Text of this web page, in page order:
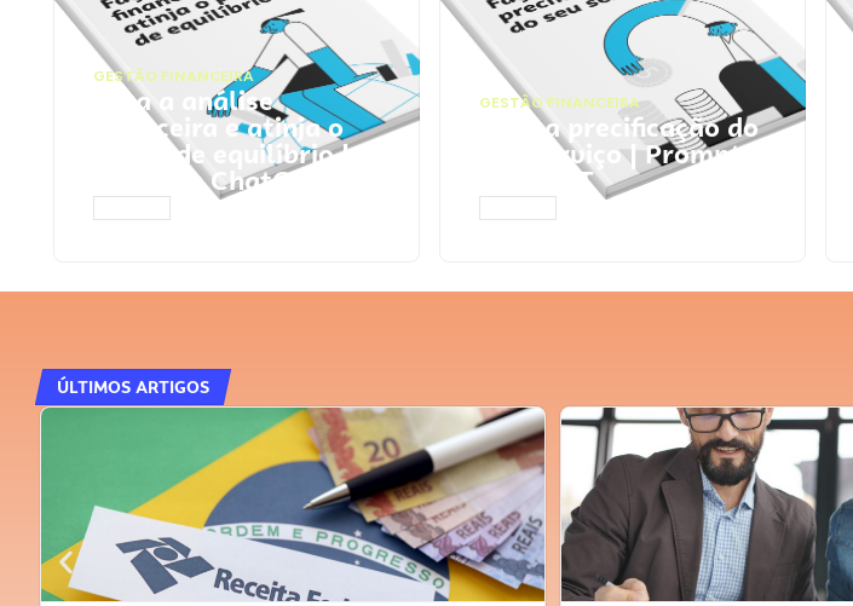
GESTÃO FINANCEIRA
Faça a análise
financeira e atinja o
ponto de equilíbrio |
Prompts ChatGPT
GESTÃO FINANCEIRA
Faça a precificação do
seu serviço | Prompts
ChatGPT
ÚLTIMOS ARTIGOS